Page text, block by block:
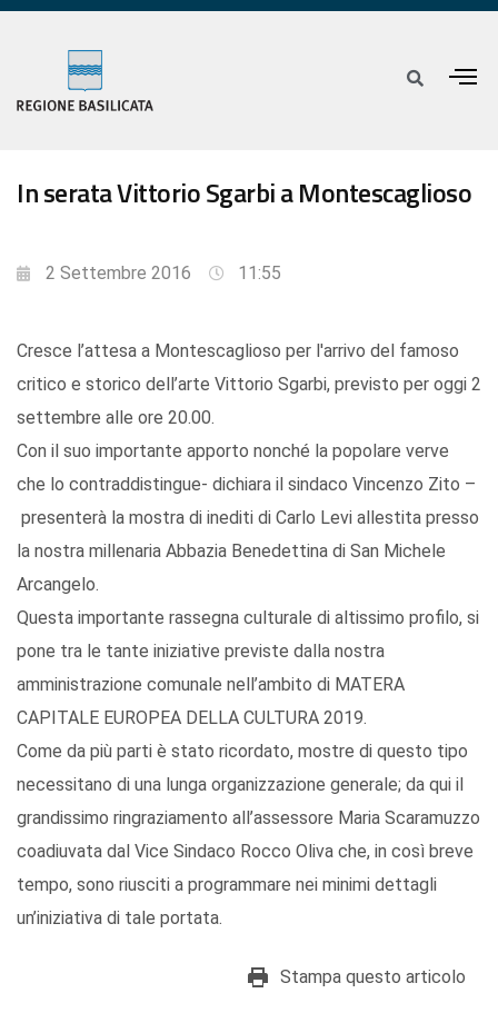
In serata Vittorio Sgarbi a Montescaglioso
2 Settembre 2016 11:55
Cresce l’attesa a Montescaglioso per l'arrivo del famoso
critico e storico dell’arte Vittorio Sgarbi, previsto per oggi 2
settembre alle ore 20.00.
Con il suo importante apporto nonché la popolare verve
che lo contraddistingue- dichiara il sindaco Vincenzo Zito –
presenterà la mostra di inediti di Carlo Levi allestita presso
la nostra millenaria Abbazia Benedettina di San Michele
Arcangelo.
Questa importante rassegna culturale di altissimo profilo, si
pone tra le tante iniziative previste dalla nostra
amministrazione comunale nell’ambito di MATERA
CAPITALE EUROPEA DELLA CULTURA 2019.
Come da più parti è stato ricordato, mostre di questo tipo
necessitano di una lunga organizzazione generale; da qui il
grandissimo ringraziamento all’assessore Maria Scaramuzzo
coadiuvata dal Vice Sindaco Rocco Oliva che, in così breve
tempo, sono riusciti a programmare nei minimi dettagli
un’iniziativa di tale portata.
Stampa questo articolo